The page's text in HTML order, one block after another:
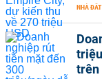
NHÀ ĐẤT
trên